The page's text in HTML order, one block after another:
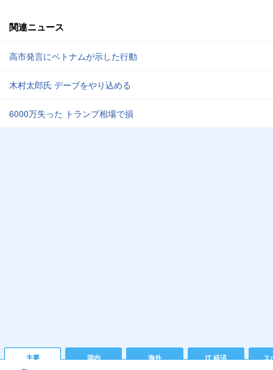
関連ニュース
高市発言にベトナムが示した行動
木村太郎氏 デーブをやり込める
6000万失った トランプ相場で損
主要 国内 海外 IT 経済 ス